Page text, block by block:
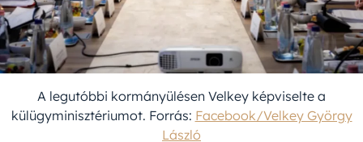
A legutóbbi kormányülésen Velkey képviselte a
külügyminisztériumot. Forrás: Facebook/Velkey György
László